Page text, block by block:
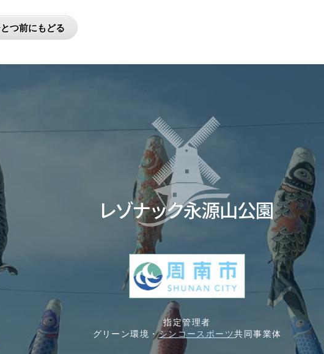
指定管理者
グリーン環境・シンコースポーツ共同事業体